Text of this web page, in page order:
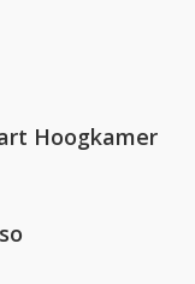
Hoogkamer